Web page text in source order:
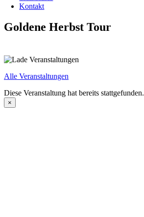
Kontakt
Goldene Herbst Tour
Alle Veranstaltungen
Diese Veranstaltung hat bereits stattgefunden.
×